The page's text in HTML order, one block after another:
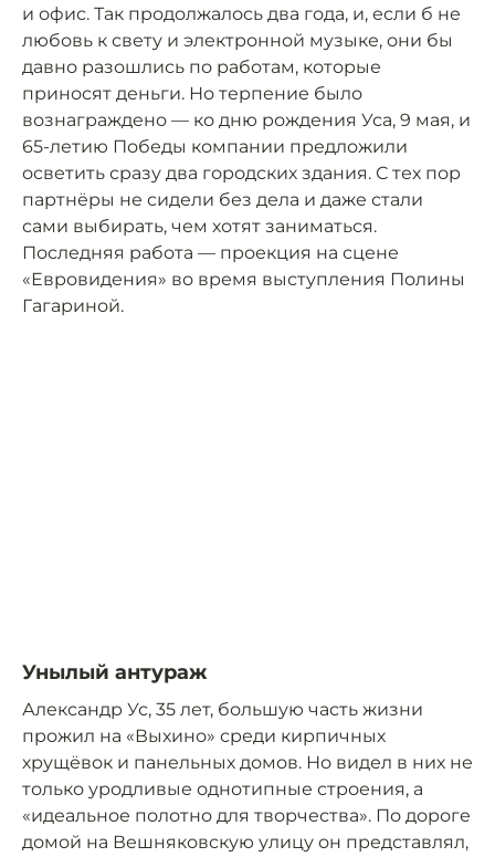
и офис. Так продолжалось два года, и, если б не
любовь к свету и электронной музыке, они бы
давно разошлись по работам, которые
приносят деньги. Но терпение было
вознаграждено — ко дню рождения Уса, 9 мая, и
65-летию Победы компании предложили
осветить сразу два городских здания. С тех пор
партнёры не сидели без дела и даже стали
сами выбирать, чем хотят заниматься.
Последняя работа — проекция на сцене
«Евровидения» во время выступления Полины
Гагариной.
Унылый антураж
Александр Ус, 35 лет, большую часть жизни
прожил на «Выхино» среди кирпичных
хрущёвок и панельных домов. Но видел в них не
только уродливые однотипные строения, а
«идеальное полотно для творчества». По дороге
домой на Вешняковскую улицу он представлял,